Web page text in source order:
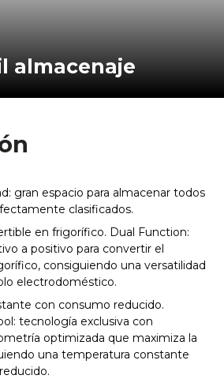
almacenaje
gran espacio para almacenar todos
clasificados.
en frigorífico. Dual Function:
a positivo para convertir el
consiguiendo una versatilidad
electrodoméstico.
con consumo reducido.
tecnología exclusiva con
optimizada que maximiza la
una temperatura constante